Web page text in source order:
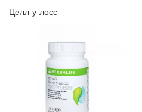
Целл-у-лосс